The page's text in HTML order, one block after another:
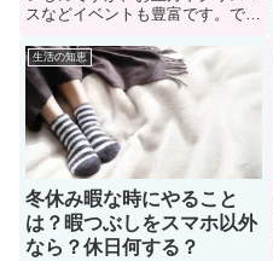
スなどイベントも豊富です。で
はあるのか？冬休みと夏休み「ど
っちの休みが人気なのか？」につ
いて気になっている学生も多い。
ここでは、「冬休みのメリットデ
メリット」や「学生達の冬休みの
過ごし方」について紹介します。
生活の知恵
冬休み暇な時にやること
は？暇つぶしをスマホ以外
なら？休日何する？